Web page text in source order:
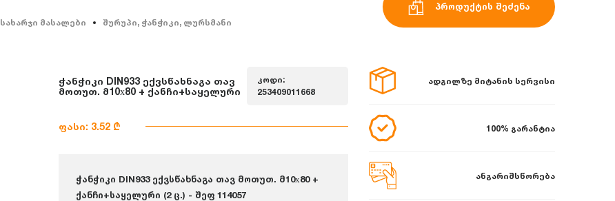
სახარჯი მასალები შურუპი, ჭანჭიკი, ლურსმანი
პროდუქტის შეძენა
ჭანჭიკი DIN933 ექვსწახნაგა თავ
მოთუთ. მ10х80 + ქანჩი+საყელური
კოდი:
253409011668
ფასი: 3.52 ₾
ჭანჭიკი DIN933 ექვსწახნაგა თავ მოთუთ. მ10х80 +
ქანჩი+საყელური (2 ც.) - შეფ 114057
ადგილზე მიტანის სერვისი
100% გარანტია
ანგარიშსწორება